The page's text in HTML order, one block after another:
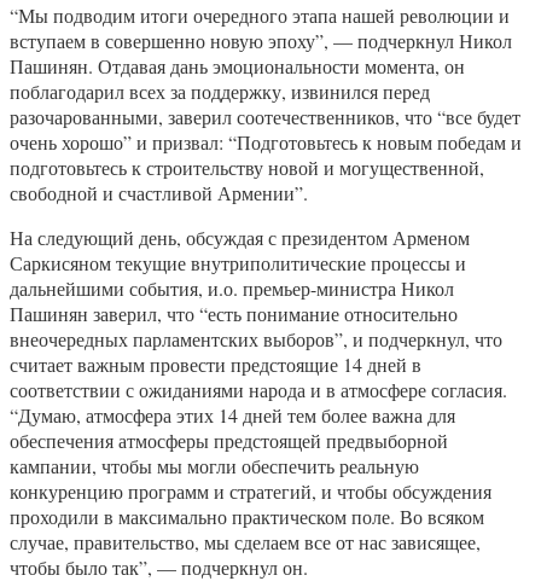
“Мы подводим итоги очередного этапа нашей революции и
вступаем в совершенно новую эпоху”, — подчеркнул Никол
Пашинян. Отдавая дань эмоциональности момента, он
поблагодарил всех за поддержку, извинился перед
разочарованными, заверил соотечественников, что “все будет
очень хорошо” и призвал: “Подготовьтесь к новым победам и
подготовьтесь к строительству новой и могущественной,
свободной и счастливой Армении”.
На следующий день, обсуждая с президентом Арменом
Саркисяном текущие внутриполитические процессы и
дальнейшими события, и.о. премьер-министра Никол
Пашинян заверил, что “есть понимание относительно
внеочередных парламентских выборов”, и подчеркнул, что
считает важным провести предстоящие 14 дней в
соответствии с ожиданиями народа и в атмосфере согласия.
“Думаю, атмосфера этих 14 дней тем более важна для
обеспечения атмосферы предстоящей предвыборной
кампании, чтобы мы могли обеспечить реальную
конкуренцию программ и стратегий, и чтобы обсуждения
проходили в максимально практическом поле. Во всяком
случае, правительство, мы сделаем все от нас зависящее,
чтобы было так”, — подчеркнул он.